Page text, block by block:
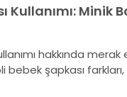
Kullanımı: Minik
hakkında
bebek şapkası farkları,